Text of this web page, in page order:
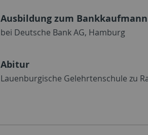
Ausbildung zum
bei Deutsche Bank AG, Hamburg
Abitur
Lauenburgische Gelehrtenschule zu